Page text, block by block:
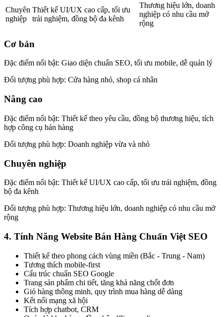
Chuyên
nghiệp
Thiết kế UI/UX cao cấp, tối ưu
trải nghiệm, đồng bộ đa kênh
Thương hiệu lớn, doanh
nghiệp có nhu cầu mở
rộng
Cơ bản
Đặc điểm nổi bật: Giao diện chuẩn SEO, tối ưu mobile, dễ quản lý
Đối tượng phù hợp: Cửa hàng nhỏ, shop cá nhân
Nâng cao
Đặc điểm nổi bật: Thiết kế theo yêu cầu, đồng bộ thương hiệu, tích
hợp công cụ bán hàng
Đối tượng phù hợp: Doanh nghiệp vừa và nhỏ
Chuyên nghiệp
Đặc điểm nổi bật: Thiết kế UI/UX cao cấp, tối ưu trải nghiệm, đồng
bộ đa kênh
Đối tượng phù hợp: Thương hiệu lớn, doanh nghiệp có nhu cầu mở
rộng
4. Tính Năng Website Bán Hàng Chuẩn Việt SEO
Thiết kế theo phong cách vùng miền (Bắc - Trung - Nam)
Tương thích mobile-first
Cấu trúc chuẩn SEO Google
Trang sản phẩm chi tiết, tăng khả năng chốt đơn
Giỏ hàng thông minh, quy trình mua hàng dễ dàng
Kết nối mạng xã hội
Tích hợp chatbot, CRM